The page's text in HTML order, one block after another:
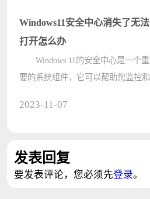
边的窗口中选择AutoEndTasks来进
行????
Windows11安全中心消失了无法
打开怎么办
Windows 11的安全中心是一个重
要的系统组件，它可以帮助您监控和
中心消失了，????
2023-11-07
发表回复
要发表评论，您必须先登录。